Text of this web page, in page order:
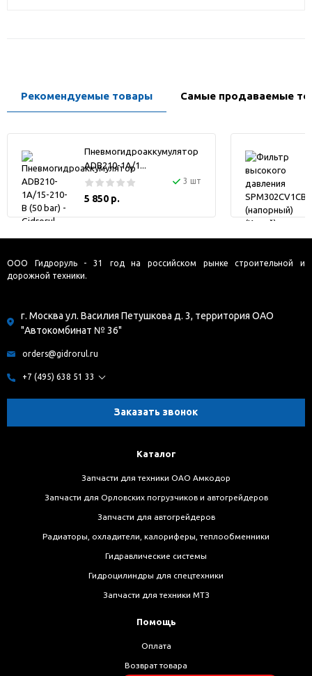
Рекомендуемые товары Самые продаваемые
Пневмогидроаккумулятор
ADB210-1A/1...
3 шт
5 850 р.
ООО Гидроруль - 31 год на российском рынке строительной и
дорожной техники.
г. Москва ул. Василия Петушкова д. 3, территория ОАО
"Автокомбинат № 36"
orders@gidrorul.ru
+7 (495) 638 51 33
Заказать звонок
Каталог
Запчасти для техники ОАО Амкодор
Запчасти для Орловских погрузчиков и автогрейдеров
Запчасти для автогрейдеров
Радиаторы, охладители, калориферы, теплообменники
Гидравлические системы
Гидроцилиндры для спецтехники
Запчасти для техники МТЗ
Помощь
Оплата
Возврат товара